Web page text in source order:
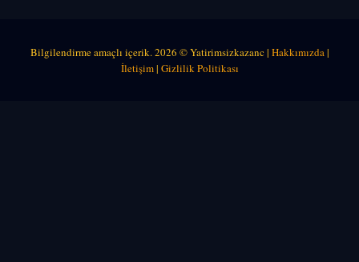
Bilgilendirme amaçlı içerik. 2026 © Yatirimsizkazanc | Hakkımızda |
İletişim| Gizlilik Politikası